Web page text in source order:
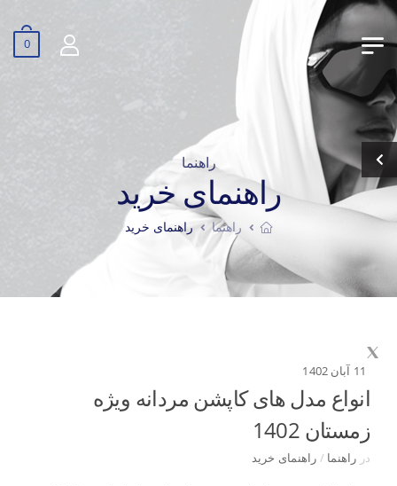
0
راهنما
راهنمای خرید
راهنما راهنمای خرید
11 آبان 1402
انواع مدل های کاپشن مردانه ویژه
زمستان 1402
در راهنما / راهنمای خرید